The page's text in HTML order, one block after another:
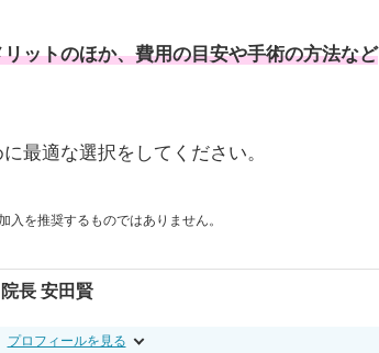
ットのほか、費用の目安や手術の方法など
最適な選択をしてください。
を推奨するものではありません。
長 安田賢
プロフィールを見る